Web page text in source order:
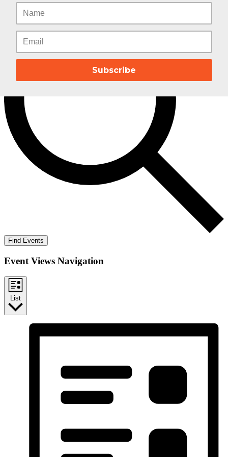
Find Events
Event Views Navigation
List
Subscribe